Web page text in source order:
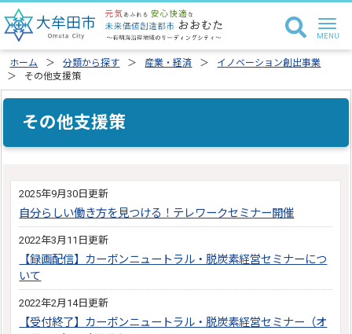
ホーム 分類から探す 産業・経済
イノベーション創出事業
その他支援策
その他支援策
2025年9月30日更新
自分らしい働き方を見つける！テレワークセミナー開催
2022年3月11日更新
【録画配信】カーボンニュートラル・脱炭素経営セミナーにつ
いて
2022年2月14日更新
【受付終了】カーボンニュートラル・脱炭素経営セミナー（オ